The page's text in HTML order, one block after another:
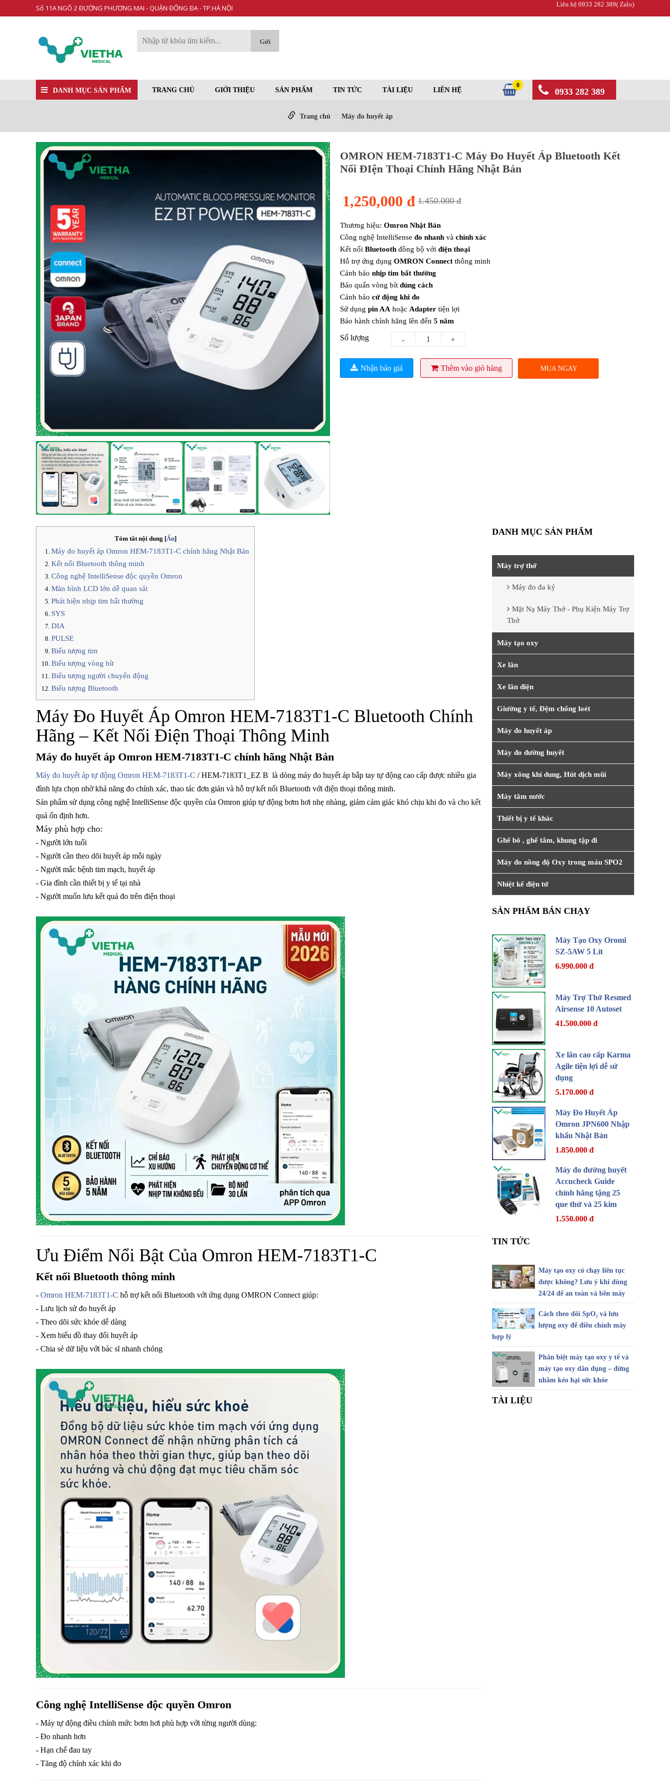
Số 11A NGÕ 2 ĐƯỜNG PHƯƠNG MAI - QUẬN ĐỐNG ĐA - TP.HÀ NỘI Liên hệ 0933 282 389( Zalo)
DANH MỤC SẢN PHẨM TRANG CHỦ GIỚI THIỆU SẢN PHẨM TIN TỨC TÀI LIỆU LIÊN HỆ
0
0933 282 389
Trang chủ Máy đo huyết áp
OMRON HEM-7183T1-C Máy Đo Huyết Áp Bluetooth Kết
Nối ĐIện Thoại Chính Hãng Nhật Bản
1,250,000 đ 1.450.000 đ
Thương hiệu: Omron Nhật Bản
Công nghệ IntelliSense đo nhanh và chính xác
Kết nối Bluetooth đồng bộ với điện thoại
Hỗ trợ ứng dụng OMRON Connect thông minh
Cảnh báo nhịp tim bất thường
Báo quấn vòng bít đúng cách
Cảnh báo cử động khi đo
Sử dụng pin AA hoặc Adapter tiện lợi
Bảo hành chính hãng lên đến 5 năm
Số lượng - +
Nhận báo giá Thêm vào giỏ hàng MUA NGAY
Tóm tắt nội dung [Ẩn]
Máy đo huyết áp Omron HEM-7183T1-C chính hãng Nhật Bản
Kết nối Bluetooth thông minh
Công nghệ IntelliSense độc quyền Omron
Màn hình LCD lớn dễ quan sát
Phát hiện nhịp tim bất thường
SYS
DIA
PULSE
Biểu tượng tim
Biểu tượng vòng bít
Biểu tượng người chuyển động
Biểu tượng Bluetooth
Máy Đo Huyết Áp Omron HEM-7183T1-C Bluetooth Chính
Hãng – Kết Nối Điện Thoại Thông Minh
Máy đo huyết áp Omron HEM-7183T1-C chính hãng Nhật Bản
Máy đo huyết áp tự động Omron HEM-7183T1-C / HEM-7183T1_EZ B là dòng máy đo huyết áp bắp tay tự động cao cấp được nhiều gia
đình lựa chọn nhờ khả năng đo chính xác, thao tác đơn giản và hỗ trợ kết nối Bluetooth với điện thoại thông minh.
Sản phẩm sử dụng công nghệ IntelliSense độc quyền của Omron giúp tự động bơm hơi nhẹ nhàng, giảm cảm giác khó chịu khi đo và cho kết
quả ổn định hơn.
Máy phù hợp cho:
- Người lớn tuổi
- Người cần theo dõi huyết áp mỗi ngày
- Người mắc bệnh tim mạch, huyết áp
- Gia đình cần thiết bị y tế tại nhà
- Người muốn lưu kết quả đo trên điện thoại
Ưu Điểm Nổi Bật Của Omron HEM-7183T1-C
Kết nối Bluetooth thông minh
- Omron HEM-7183T1-C hỗ trợ kết nối Bluetooth với ứng dụng OMRON Connect giúp:
- Lưu lịch sử đo huyết áp
- Theo dõi sức khỏe dễ dàng
- Xem biểu đồ thay đổi huyết áp
- Chia sẻ dữ liệu với bác sĩ nhanh chóng
Công nghệ IntelliSense độc quyền Omron
- Máy tự động điều chỉnh mức bơm hơi phù hợp với từng người dùng:
- Đo nhanh hơn
- Hạn chế đau tay
- Tăng độ chính xác khi đo
DANH MỤC SẢN PHẨM
Máy trợ thở
Máy đo đa ký
Mặt Nạ Máy Thở - Phụ Kiện Máy Trợ
Thở
Máy tạo oxy
Xe lăn
Xe lăn điện
Giường y tế, Đệm chống loét
Máy đo huyết áp
Máy đo đường huyết
Máy xông khí dung, Hút dịch mũi
Máy tăm nước
Thiết bị y tế khác
Ghế bô , ghế tắm, khung tập đi
Máy đo nồng độ Oxy trong máu SPO2
Nhiệt kế điện tử
SẢN PHẨM BÁN CHẠY
Máy Tạo Oxy Oromi
SZ-5AW 5 Lít
6.990.000 đ
Máy Trợ Thở Resmed
Airsense 10 Autoset
41.500.000 đ
Xe lăn cao cấp Karma
Agile tiện lợi dễ sử
dụng
5.170.000 đ
Máy Đo Huyết Áp
Omron JPN600 Nhập
khẩu Nhật Bản
1.850.000 đ
Máy đo đường huyết
Accucheck Guide
chính hãng tặng 25
que thử và 25 kim
1.550.000 đ
TIN TỨC
Máy tạo oxy có chạy liên tục
được không? Lưu ý khi dùng
24/24 để an toàn và bền máy
Cách theo dõi SpO₂ và lưu
lượng oxy để điều chỉnh máy
hợp lý
Phân biệt máy tạo oxy y tế và
máy tạo oxy dân dụng – đừng
nhầm kẻo hại sức khỏe
TÀI LIỆU